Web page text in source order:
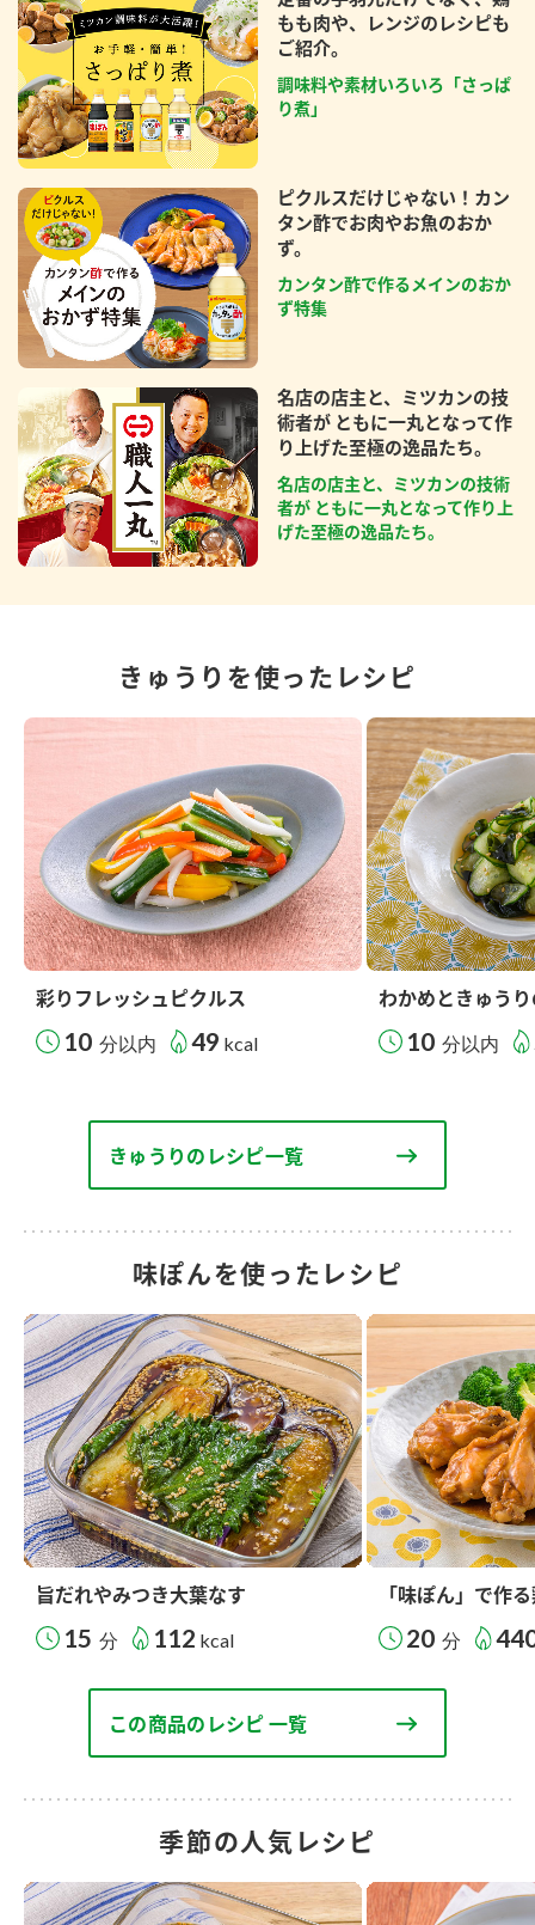
もも肉や、レンジのレシピも
ご紹介。
調味料や素材いろいろ「さっぱ
り煮」
ピクルスだけじゃない！カン
タン酢でお肉やお魚のおか
ず。
カンタン酢で作るメインのおか
ず特集
名店の店主と、ミツカンの技
術者が ともに一丸となって作
り上げた至極の逸品たち。
名店の店主と、ミツカンの技術
者が ともに一丸となって作り上
げた至極の逸品たち。
きゅうりを使ったレシピ
彩りフレッシュピクルス
10 分以内 49 kcal
わかめときゅう
10 分以内
きゅうりのレシピ一覧
味ぽんを使ったレシピ
旨だれやみつき大葉なす
15 分 112 kcal
「味ぽん」で作
20 分
この商品のレシピ 一覧
季節の人気レシピ